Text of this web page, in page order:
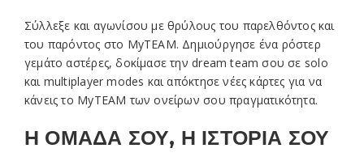
Σύλλεξε και αγωνίσου με θρύλους του παρελθόντος και
του παρόντος στο MyTEAM. Δημιούργησε ένα ρόστερ
γεμάτο αστέρες, δοκίμασε την dream team σου σε solo
και multiplayer modes και απόκτησε νέες κάρτες για να
κάνεις το MyTEAM των ονείρων σου πραγματικότητα.
Η ΟΜΑΔΑ ΣΟΥ, Η ΙΣΤΟΡΙΑ ΣΟΥ